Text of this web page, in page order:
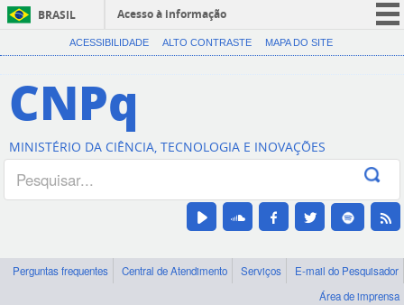
BRASIL
Acesso à informação
CORONAVÍRUS (COVID-19)
Canais
ACESSIBILIDADE ALTO CONTRASTE MAPA DO SITE
CNPq
MINISTÉRIO DA CIÊNCIA, TECNOLOGIA E INOVAÇÕES
Perguntas frequentes Central de Atendimento Serviços
E-mail do Pesquisador
Área de imprensa